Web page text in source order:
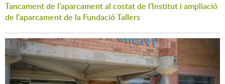
Tancament de l'aparcament al costat de l'Institut i ampliació
de l'aparcament de la Fundació Tallers